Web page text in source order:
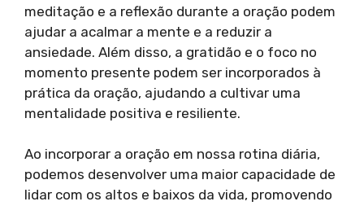
meditação e a reflexão durante a oração podem
ajudar a acalmar a mente e a reduzir a
ansiedade. Além disso, a gratidão e o foco no
momento presente podem ser incorporados à
prática da oração, ajudando a cultivar uma
mentalidade positiva e resiliente.
Ao incorporar a oração em nossa rotina diária,
podemos desenvolver uma maior capacidade de
lidar com os altos e baixos da vida, promovendo